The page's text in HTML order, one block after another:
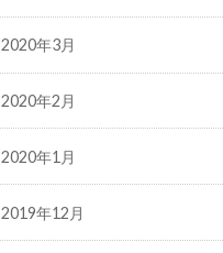
2020年3月
2020年2月
2020年1月
2019年12月